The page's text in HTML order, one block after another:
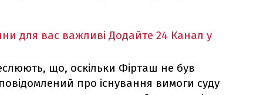
для вас важливі Додайте 24 Канал у
що, оскільки Фірташ не був
про існування вимоги суду